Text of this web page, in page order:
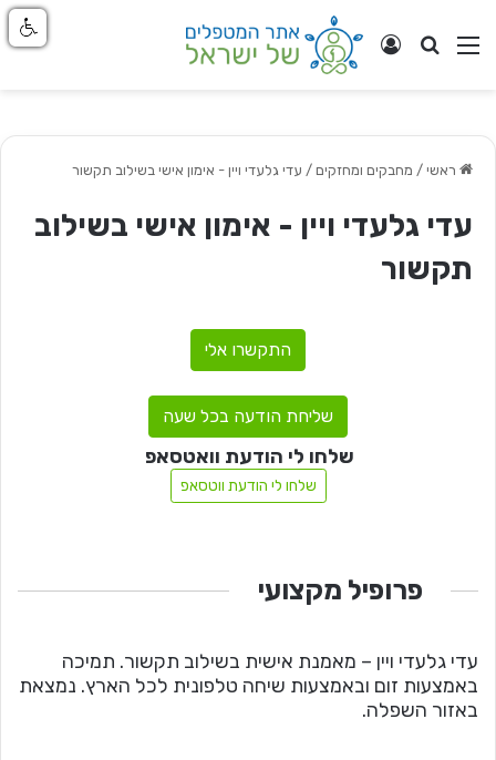
ניווט באתר
חפש התחבר
ראשי / מחבקים ומחזקים / עדי גלעדי ויין - אימון אישי בשילוב תקשור
עדי גלעדי ויין - אימון אישי בשילוב
תקשור
התקשרו אלי
שליחת הודעה בכל שעה
שלחו לי הודעת וואטסאפ
שלחו לי הודעת ווטסאפ
פרופיל מקצועי
עדי גלעדי ויין – מאמנת אישית בשילוב תקשור. תמיכה
באמצעות זום ובאמצעות שיחה טלפונית לכל הארץ. נמצאת
באזור השפלה.